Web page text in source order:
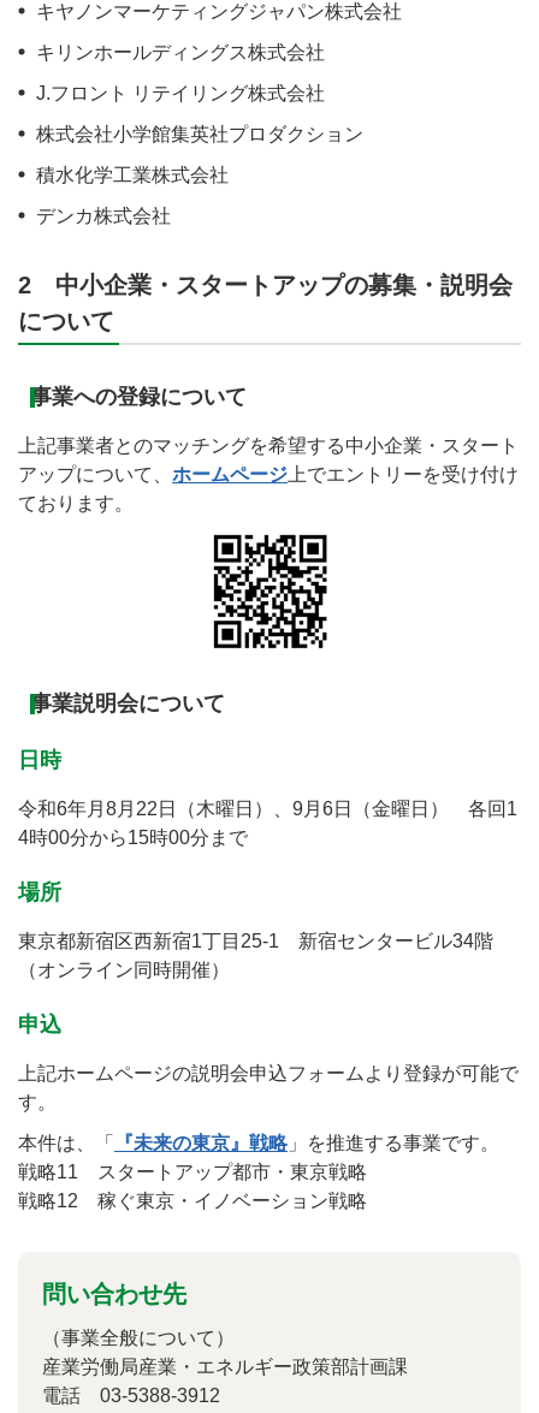
キヤノンマーケティングジャパン株式会社
キリンホールディングス株式会社
J.フロント リテイリング株式会社
株式会社小学館集英社プロダクション
積水化学工業株式会社
デンカ株式会社
2 中小企業・スタートアップの募集・説明会
について
事業への登録について
上記事業者とのマッチングを希望する中小企業・スタート
アップについて、 ホームページ 上でエントリーを受け付け
ております。
事業説明会について
日時
令和6年月8月22日（木曜日）、9月6日（金曜日） 各回1
4時00分から15時00分まで
場所
東京都新宿区西新宿1丁目25-1 新宿センタービル34階
（オンライン同時開催）
申込
上記ホームページの説明会申込フォームより登録が可能で
す。
本件は、「
『未来の東京』戦略」を推進する事業です。
戦略11 スタートアップ都市・東京戦略
戦略12 稼ぐ東京・イノベーション戦略
問い合わせ先
（事業全般について）
産業労働局産業・エネルギー政策部計画課
電話 03-5388-3912